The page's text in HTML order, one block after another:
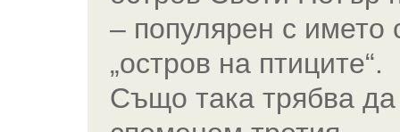
– популярен с името
„остров на птиците“.
Също така трябва да